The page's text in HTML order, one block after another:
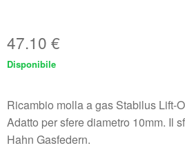
47.10 €
Disponibile
Ricambio molla a gas Stabilus Lift-
Adatto per sfere diametro 10mm. Il
Hahn Gasfedern.